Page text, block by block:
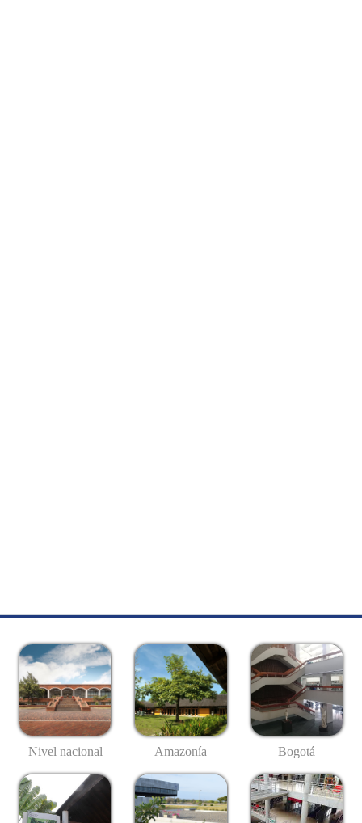
Nivel nacional Amazonía Bogotá